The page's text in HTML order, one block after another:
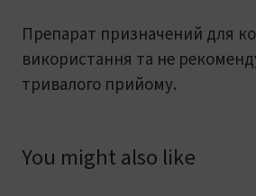
Препарат призначений для
використання та не
тривалого прийому.
You might also like